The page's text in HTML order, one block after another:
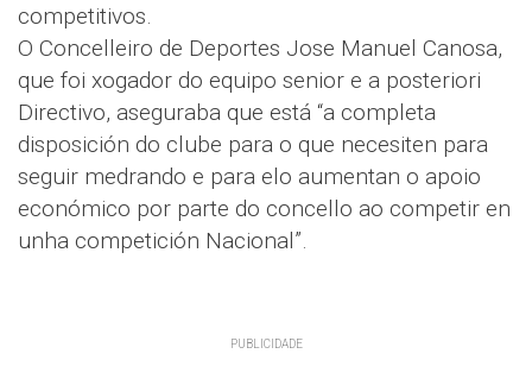
competitivos.
O Concelleiro de Deportes Jose Manuel Canosa,
que foi xogador do equipo senior e a posteriori
Directivo, aseguraba que está “a completa
disposición do clube para o que necesiten para
seguir medrando e para elo aumentan o apoio
económico por parte do concello ao competir en
unha competición Nacional”.